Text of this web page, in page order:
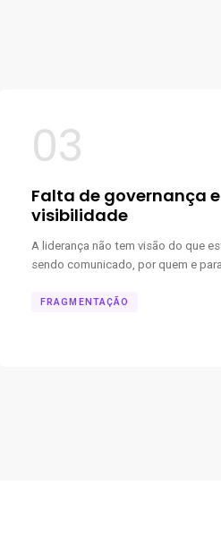
03
Falta de governança e
visibilidade
A liderança não tem visão do que
sendo comunicado, por quem e
FRAGMENTAÇÃO